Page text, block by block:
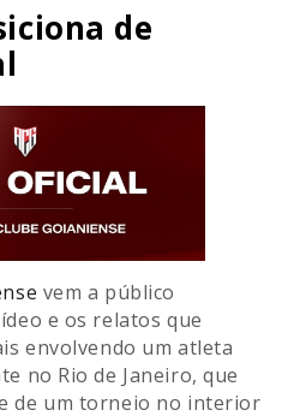
de
vem a público
e os relatos que
envolvendo um atleta
no Rio de Janeiro, que
de um torneio no interior